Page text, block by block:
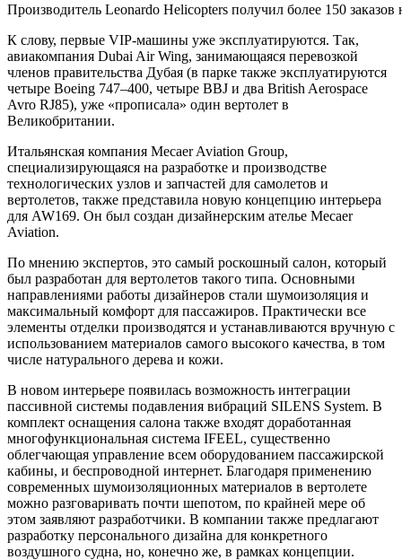
Производитель Leonardo Helicopters получил более 150
К слову, первые VIP-машины уже эксплуатируются. Так,
авиакомпания Dubai Air Wing, занимающаяся перевозкой
членов правительства Дубая (в парке также эксплуатируются
четыре Boeing 747–400, четыре BBJ и два British Aerospace
Avro RJ85), уже «прописала» один вертолет в
Великобритании.
Итальянская компания Mecaer Aviation Group,
специализирующаяся на разработке и производстве
технологических узлов и запчастей для самолетов и
вертолетов, также представила новую концепцию интерьера
для AW169. Он был создан дизайнерским ателье Mecaer
Aviation.
По мнению экспертов, это самый роскошный салон, который
был разработан для вертолетов такого типа. Основными
направлениями работы дизайнеров стали шумоизоляция и
максимальный комфорт для пассажиров. Практически все
элементы отделки производятся и устанавливаются вручную с
использованием материалов самого высокого качества, в том
числе натурального дерева и кожи.
В новом интерьере появилась возможность интеграции
пассивной системы подавления вибраций SILENS System. В
комплект оснащения салона также входят доработанная
многофункциональная система IFEEL, существенно
облегчающая управление всем оборудованием пассажирской
кабины, и беспроводной интернет. Благодаря применению
современных шумоизоляционных материалов в вертолете
можно разговаривать почти шепотом, по крайней мере об
этом заявляют разработчики. В компании также предлагают
разработку персонального дизайна для конкретного
воздушного судна, но, конечно же, в рамках концепции.